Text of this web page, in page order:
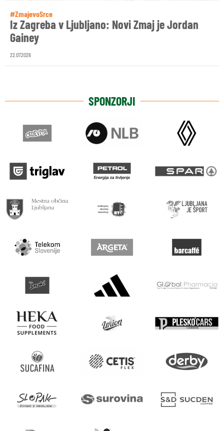
#ZmajevoSrce
Iz Zagreba v Ljubljano: Novi Zmaj je Jordan
Gainey
22.07.2026
SPONZORJI